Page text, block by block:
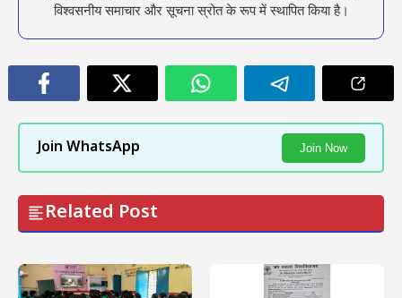
विश्वसनीय समाचार और सूचना स्रोत के रूप में स्थापित किया है।
Join WhatsApp Join Now
Related Post